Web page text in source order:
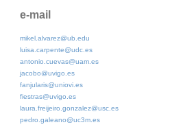
e-mail
mikel.alvarez@ub.edu
luisa.carpente@udc.es
antonio.cuevas@uam.es
jacobo@uvigo.es
fanjularis@uniovi.es
fiestras@uvigo.es
laura.freijeiro.gonzalez@usc.es
pedro.galeano@uc3m.es